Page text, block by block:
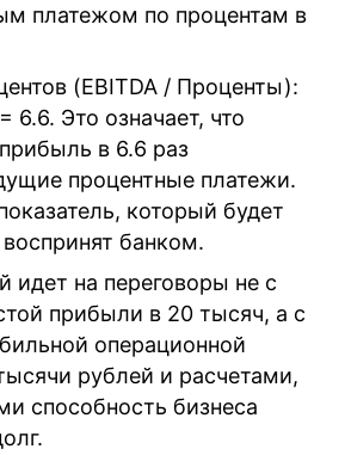
платежом по процентам в
(EBITDA / Проценты):
6.6. Это означает, что
в 6.6 раз
процентные платежи.
который будет
банком.
идет на переговоры не с
прибыли в 20 тысяч, а с
операционной
рублей и расчетами,
способность бизнеса